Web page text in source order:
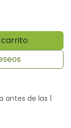
antes de las 1